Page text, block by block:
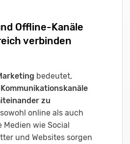
Offline-Kanäle
verbinden
bedeutet,
zu
online als auch
Medien wie Social
und Websites sorgen